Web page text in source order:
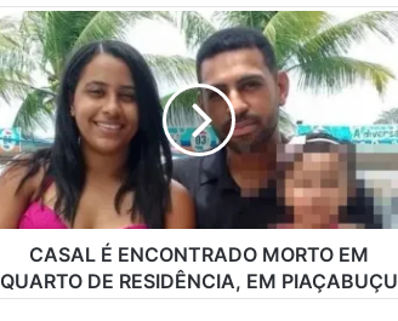
CASAL É ENCONTRADO MORTO EM
QUARTO DE RESIDÊNCIA, EM PIAÇABUÇU